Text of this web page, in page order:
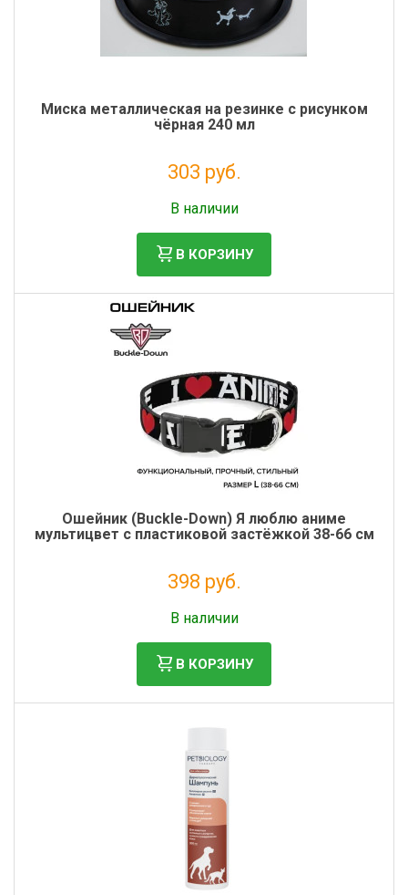
Миска металлическая на резинке с рисунком
чёрная 240 мл
303 руб.
В наличии
В КОРЗИНУ
Ошейник (Buckle-Down) Я люблю аниме
мультицвет с пластиковой застёжкой 38-66 см
398 руб.
В наличии
В КОРЗИНУ